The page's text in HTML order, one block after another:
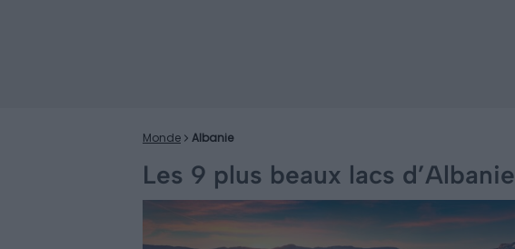
Monde Albanie
Les 9 plus beaux lacs d’Albanie